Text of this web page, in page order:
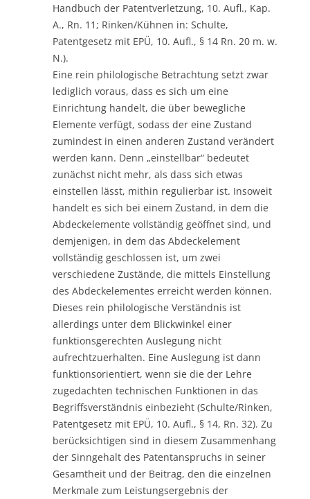
Handbuch der Patentverletzung, 10. Aufl., Kap.
A., Rn. 11; Rinken/Kühnen in: Schulte,
Patentgesetz mit EPÜ, 10. Aufl., § 14 Rn. 20 m. w.
N.).
Eine rein philologische Betrachtung setzt zwar
lediglich voraus, dass es sich um eine
Einrichtung handelt, die über bewegliche
Elemente verfügt, sodass der eine Zustand
zumindest in einen anderen Zustand verändert
werden kann. Denn „einstellbar“ bedeutet
zunächst nicht mehr, als dass sich etwas
einstellen lässt, mithin regulierbar ist. Insoweit
handelt es sich bei einem Zustand, in dem die
Abdeckelemente vollständig geöffnet sind, und
demjenigen, in dem das Abdeckelement
vollständig geschlossen ist, um zwei
verschiedene Zustände, die mittels Einstellung
des Abdeckelementes erreicht werden können.
Dieses rein philologische Verständnis ist
allerdings unter dem Blickwinkel einer
funktionsgerechten Auslegung nicht
aufrechtzuerhalten. Eine Auslegung ist dann
funktionsorientiert, wenn sie die der Lehre
zugedachten technischen Funktionen in das
Begriffsverständnis einbezieht (Schulte/Rinken,
Patentgesetz mit EPÜ, 10. Aufl., § 14, Rn. 32). Zu
berücksichtigen sind in diesem Zusammenhang
der Sinngehalt des Patentanspruchs in seiner
Gesamtheit und der Beitrag, den die einzelnen
Merkmale zum Leistungsergebnis der